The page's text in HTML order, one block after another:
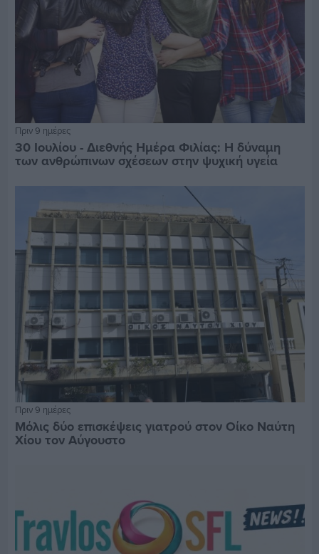
Πριν 9 ημέρες
30 Ιουλίου - Διεθνής Ημέρα Φιλίας: Η δύναμη
των ανθρώπινων σχέσεων στην ψυχική υγεία
Πριν 9 ημέρες
Μόλις δύο επισκέψεις γιατρού στον Οίκο Ναύτη
Χίου τον Αύγουστο